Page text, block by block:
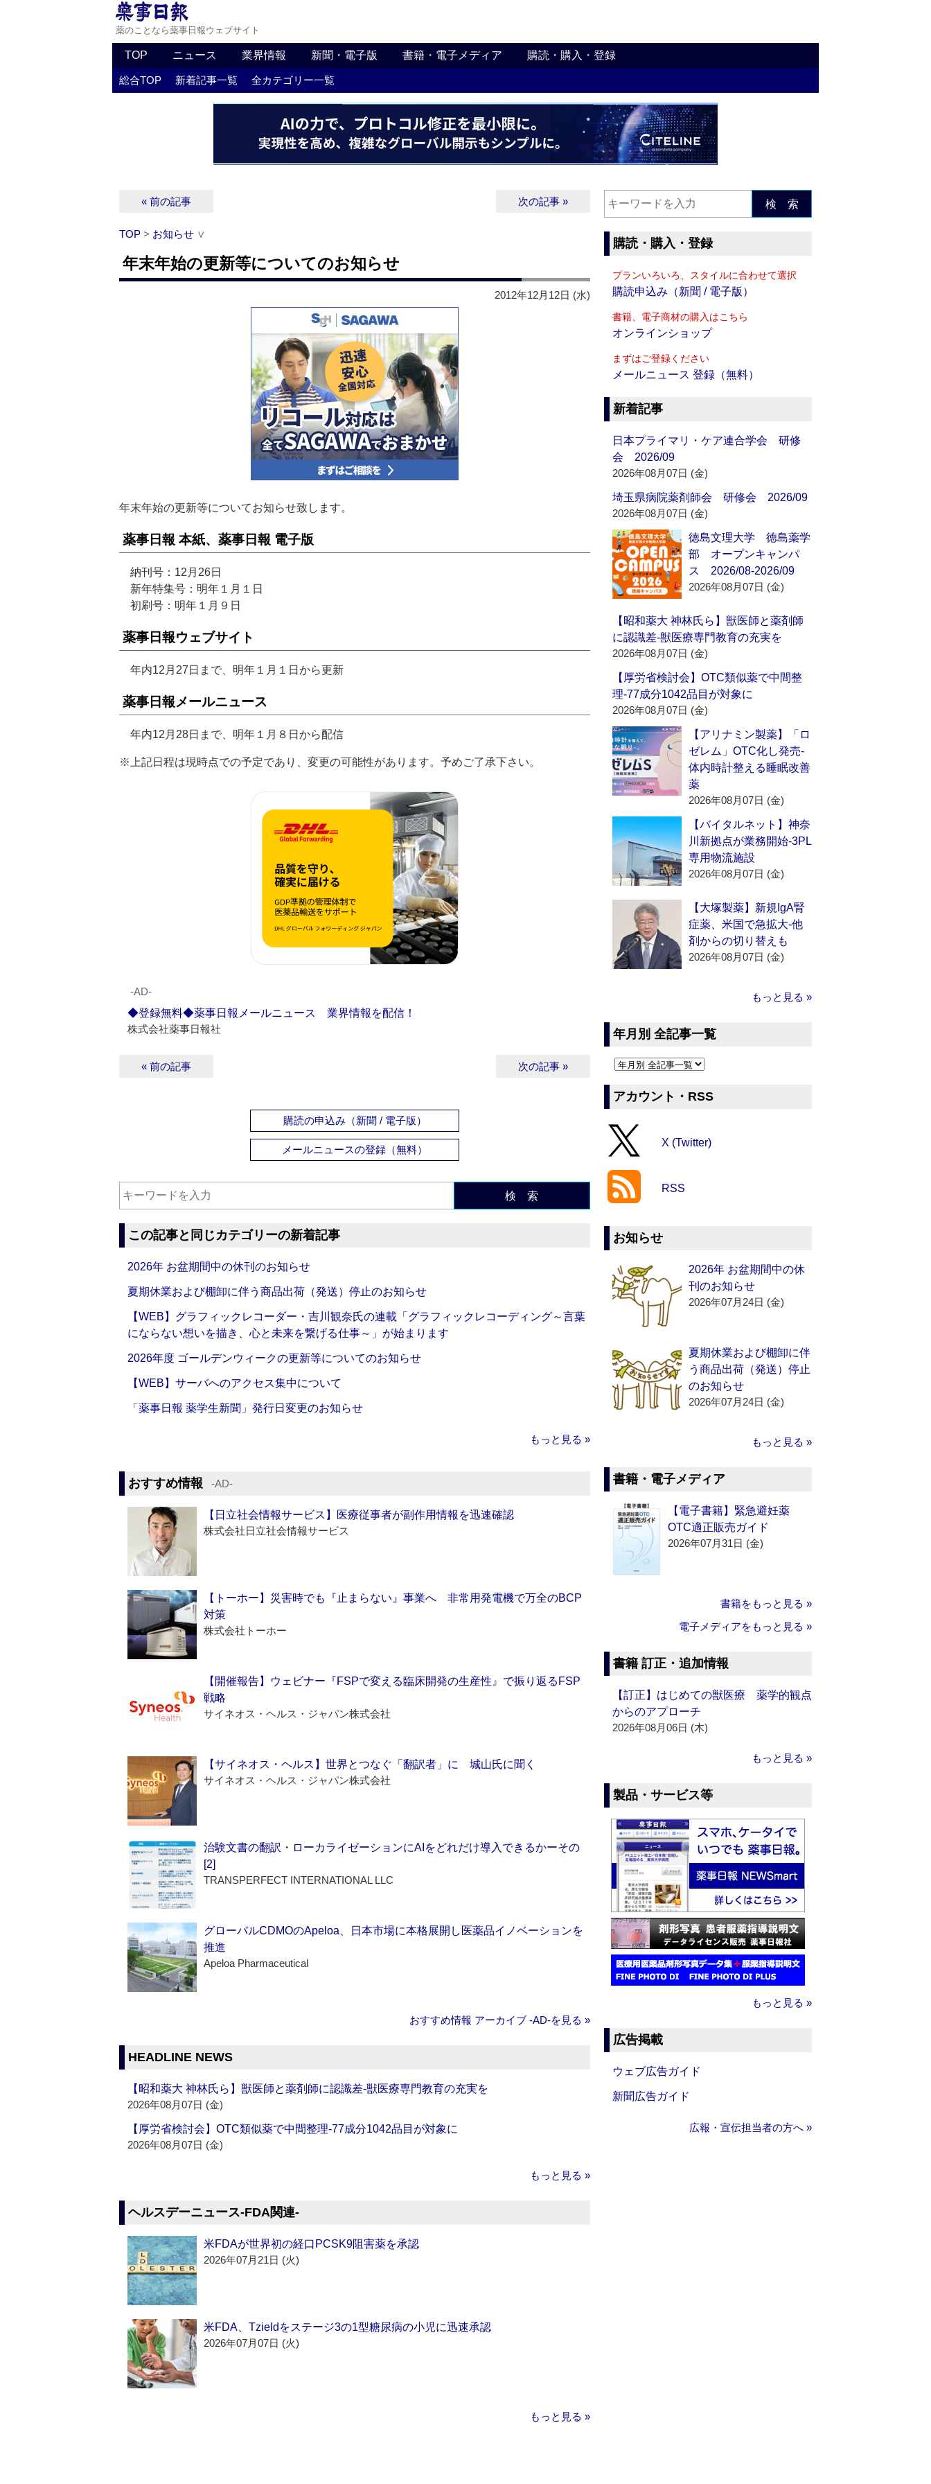
薬のことなら薬事日報ウェブサイト
TOP ニュース 業界情報 新聞・電子版 書籍・電子メディア 購読・購入・登録
総合TOP 新着記事一覧 全カテゴリー一覧
« 前の記事 次の記事 »
TOP > お知らせ ∨
年末年始の更新等についてのお知らせ
2012年12月12日 (水)
年末年始の更新等についてお知らせ致します。
薬事日報 本紙、薬事日報 電子版
納刊号：12月26日
新年特集号：明年１月１日
初刷号：明年１月９日
薬事日報ウェブサイト
年内12月27日まで、明年１月１日から更新
薬事日報メールニュース
年内12月28日まで、明年１月８日から配信
※上記日程は現時点での予定であり、変更の可能性があります。予めご了承下さい。
‐AD‐
◆登録無料◆薬事日報メールニュース 業界情報を配信！
株式会社薬事日報社
« 前の記事 次の記事 »
購読の申込み（新聞 / 電子版）
メールニュースの登録（無料）
検 索
この記事と同じカテゴリーの新着記事
2026年 お盆期間中の休刊のお知らせ
夏期休業および棚卸に伴う商品出荷（発送）停止のお知らせ
【WEB】グラフィックレコーダー・吉川観奈氏の連載「グラフィックレコーディング～言葉
にならない想いを描き、心と未来を繋げる仕事～」が始まります
2026年度 ゴールデンウィークの更新等についてのお知らせ
【WEB】サーバへのアクセス集中について
「薬事日報 薬学生新聞」発行日変更のお知らせ
もっと見る »
おすすめ情報 ‐AD‐
【日立社会情報サービス】医療従事者が副作用情報を迅速確認
株式会社日立社会情報サービス
【トーホー】災害時でも『止まらない』事業へ 非常用発電機で万全のBCP
対策
株式会社トーホー
【開催報告】ウェビナー『FSPで変える臨床開発の生産性』で振り返るFSP
戦略
サイネオス・ヘルス・ジャパン株式会社
【サイネオス・ヘルス】世界とつなぐ「翻訳者」に 城山氏に聞く
サイネオス・ヘルス・ジャパン株式会社
治験文書の翻訳・ローカライゼーションにAIをどれだけ導入できるかーその
[2]
TRANSPERFECT INTERNATIONAL LLC
グローバルCDMOのApeloa、日本市場に本格展開し医薬品イノベーションを
推進
Apeloa Pharmaceutical
おすすめ情報 アーカイブ ‐AD‐を見る »
HEADLINE NEWS
【昭和薬大 神林氏ら】獣医師と薬剤師に認識差‐獣医療専門教育の充実を
2026年08月07日 (金)
【厚労省検討会】OTC類似薬で中間整理‐77成分1042品目が対象に
2026年08月07日 (金)
もっと見る »
ヘルスデーニュース‐FDA関連‐
米FDAが世界初の経口PCSK9阻害薬を承認
2026年07月21日 (火)
米FDA、Tzieldをステージ3の1型糖尿病の小児に迅速承認
2026年07月07日 (火)
もっと見る »
検 索
購読・購入・登録
プランいろいろ、スタイルに合わせて選択
購読申込み（新聞 / 電子版）
書籍、電子商材の購入はこちら
オンラインショップ
まずはご登録ください
メールニュース 登録（無料）
新着記事
日本プライマリ・ケア連合学会 研修
会 2026/09
2026年08月07日 (金)
埼玉県病院薬剤師会 研修会 2026/09
2026年08月07日 (金)
徳島文理大学 徳島薬学
部 オープンキャンパ
ス 2026/08-2026/09
2026年08月07日 (金)
【昭和薬大 神林氏ら】獣医師と薬剤師
に認識差‐獣医療専門教育の充実を
2026年08月07日 (金)
【厚労省検討会】OTC類似薬で中間整
理‐77成分1042品目が対象に
2026年08月07日 (金)
【アリナミン製薬】「ロ
ゼレム」OTC化し発売‐
体内時計整える睡眠改善
薬
2026年08月07日 (金)
【バイタルネット】神奈
川新拠点が業務開始‐3PL
専用物流施設
2026年08月07日 (金)
【大塚製薬】新規IgA腎
症薬、米国で急拡大‐他
剤からの切り替えも
2026年08月07日 (金)
もっと見る »
年月別 全記事一覧
アカウント・RSS
X (Twitter)
RSS
お知らせ
2026年 お盆期間中の休
刊のお知らせ
2026年07月24日 (金)
夏期休業および棚卸に伴
う商品出荷（発送）停止
のお知らせ
2026年07月24日 (金)
もっと見る »
書籍・電子メディア
【電子書籍】緊急避妊薬
OTC適正販売ガイド
2026年07月31日 (金)
書籍をもっと見る »
電子メディアをもっと見る »
書籍 訂正・追加情報
【訂正】はじめての獣医療 薬学的観点
からのアプローチ
2026年08月06日 (木)
もっと見る »
製品・サービス等
もっと見る »
広告掲載
ウェブ広告ガイド
新聞広告ガイド
広報・宣伝担当者の方へ »